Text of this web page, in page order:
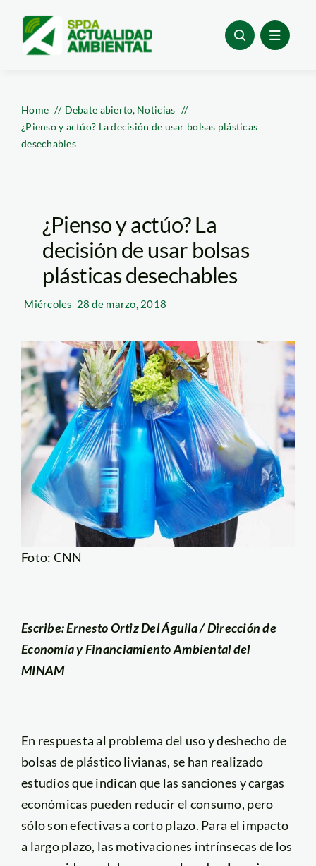
content
Home Debate abierto Noticias
¿Pienso y actúo? La decisión de usar bolsas plásticas
desechables
¿Pienso y actúo? La
decisión de usar bolsas
plásticas desechables
Miércoles 28 de marzo, 2018
Foto: CNN
Escribe: Ernesto Ortiz Del Águila /Dirección de
Economía y Financiamiento Ambiental del
MINAM
En respuesta al problema del uso y deshecho de
bolsas de plástico livianas, se han realizado
estudios que indican que las sanciones y cargas
económicas pueden reducir el consumo, pero
sólo son efectivas a corto plazo. Para el impacto
a largo plazo, las motivaciones intrínsecas de los